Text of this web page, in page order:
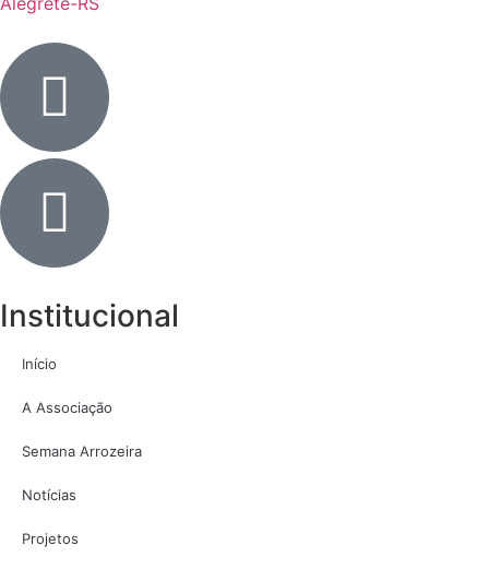
Institucional
Início
A Associação
Semana Arrozeira
Notícias
Projetos